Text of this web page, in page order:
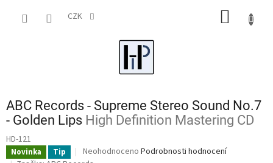
CZK
ABC Records - Supreme Stereo Sound No.7
- Golden Lips High Definition Mastering CD
HD-121
Novinka Tip
Průměrné
Neohodnoceno Podrobnosti hodnocení